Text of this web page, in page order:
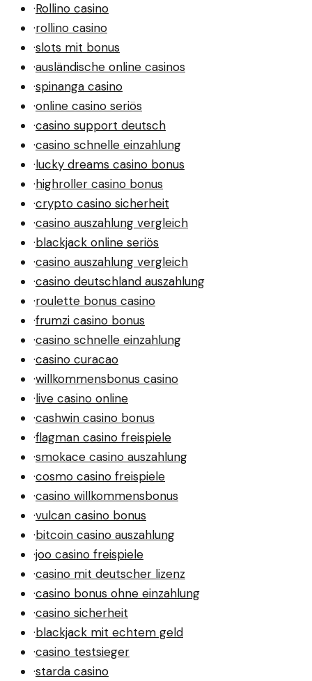
·Rollino casino
·rollino casino
·slots mit bonus
·ausländische online casinos
·spinanga casino
·online casino seriös
·casino support deutsch
·casino schnelle einzahlung
·lucky dreams casino bonus
·highroller casino bonus
·crypto casino sicherheit
·casino auszahlung vergleich
·blackjack online seriös
·casino auszahlung vergleich
·casino deutschland auszahlung
·roulette bonus casino
·frumzi casino bonus
·casino schnelle einzahlung
·casino curacao
·willkommensbonus casino
·live casino online
·cashwin casino bonus
·flagman casino freispiele
·smokace casino auszahlung
·cosmo casino freispiele
·casino willkommensbonus
·vulcan casino bonus
·bitcoin casino auszahlung
·joo casino freispiele
·casino mit deutscher lizenz
·casino bonus ohne einzahlung
·casino sicherheit
·blackjack mit echtem geld
·casino testsieger
·starda casino